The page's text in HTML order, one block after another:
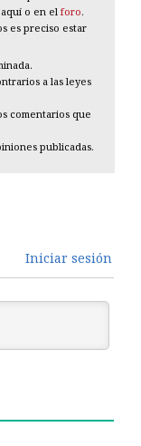
o en el foro.
es preciso estar
a las leyes
comentarios que
publicadas.
Iniciar sesión